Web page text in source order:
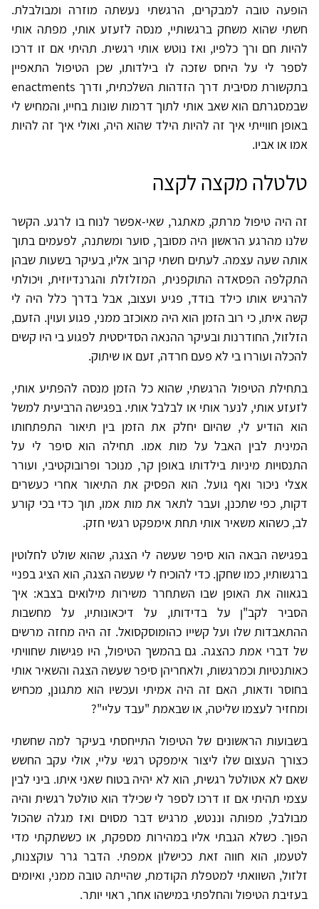
הופעה טובה למבקרים, הרגשתי נעשתה מוזרה ומבולבלת.
חשתי שהוא משחק ברגשותיי, מנסה לזעזע אותי, מפתה אותי
להיות חם ורך כלפיו, ואז נוטש אותי רגשית. תהיתי אם זו דרכו
לספר לי על היחס שזכה לו בילדותו, שכן הטיפול התאפיין
בתקשורת מסיבית דרך הזדהות השלכתית, ודרך enactments
שבמסגרתם הוא שאב אותי לתוך דרמות שונות בחייו, והמחיש לי
באופן חווייתי איך זה להיות הילד שהוא היה, ואולי איך זה להיות
אמו או אביו.
טלטלה מקצה לקצה
זה היה טיפול מרתק, מאתגר, שאי-אפשר לנוח בו לרגע. הקשר
שלנו מהרגע הראשון היה מסובך, סוער ומשתנה, לפעמים בתוך
אותה שעה עצמה. לעתים חשתי קרוב אליו, בעיקר בשעות שבהן
התקלפה הפסאדה התוקפנית, המזלזלת והגרנדיוזית, ויכולתי
להרגיש אותו כילד בודד, פגיע ועצוב, אבל בדרך כלל היה לי
קשה איתו, כי רוב הזמן הוא היה מאוכזב ממני, פגוע ועוין. הזעם,
הזלזול, החודרנות ובעיקר ההנאה הסדיסטית לפגוע בי היו קשים
להכלה ועוררו בי לא פעם חרדה, זעם או שיתוק.
בתחילת הטיפול הרגשתי, שהוא כל הזמן מנסה להפתיע אותי,
לזעזע אותי, לנער אותי או לבלבל אותי. בפגישה הרביעית למשל
הוא הודיע לי, שהיום יחלק את הזמן בין תיאור התפתחותו
המינית לבין האבל על מות אמו. תחילה הוא סיפר לי על
התנסויות מיניות בילדותו באופן קר, מנוכר ופרובוקטיבי, ועורר
אצלי ניכור ואף גועל. הוא הפסיק את התיאור אחרי כעשרים
דקות, כפי שתכנן, ועבר לתאר את מות אמו, תוך כדי בכי קורע
לב, כשהוא משאיר אותי תחת אימפקט רגשי חזק.
בפגישה הבאה הוא סיפר שעשה לי הצגה, שהוא שולט לחלוטין
ברגשותיו, כמו שחקן. כדי להוכיח לי שעשה הצגה, הוא הציג בפניי
בגאווה את האופן שבו השתחרר משירות מילואים בצבא: איך
הסביר לקב"ן על בדידותו, על דיכאונותיו, על מחשבות
ההתאבדות שלו ועל קשייו כהומוסקסואל. זה היה מחזה מרשים
של דברי אמת כהצגה. גם בהמשך הטיפול, היו פגישות שחוויתי
כאותנטיות וכמרגשות, ולאחריהן סיפר שעשה הצגה והשאיר אותי
בחוסר ודאות, האם זה היה אמיתי ועכשיו הוא מתגונן, מכחיש
ומחזיר לעצמו שליטה, או שבאמת "עבד עליי"?
בשבועות הראשונים של הטיפול התייחסתי בעיקר למה שחשתי
כצורך העצום שלו ליצור אימפקט רגשי עליי, אולי עקב החשש
שאם לא אטולטל רגשית, הוא לא יהיה בטוח שאני איתו. ביני לבין
עצמי תהיתי אם זו דרכו לספר לי שכילד הוא טולטל רגשית והיה
מבולבל, מפותה וננטש, מרגיש דבר מסוים ואז מגלה שהכול
הפוך. כשלא הגבתי אליו במהירות מספקת, או כששתקתי מדי
לטעמו, הוא חווה זאת ככישלון אמפתי. הדבר גרר עוקצנות,
זלזול, השוואתי למטפלת הקודמת, שהייתה טובה ממני, ואיומים
בעזיבת הטיפול והחלפתי במישהו אחר, ראוי יותר.